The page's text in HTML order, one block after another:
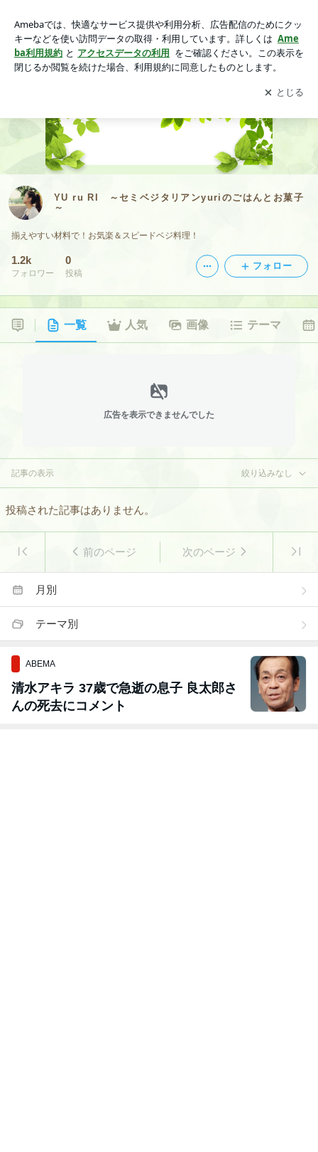
アプリをダウンロードして ブログの更新通知
を受け取りまし
ょう。
開く
YU ru RI ～セミベジタリアンyuriのごはんとお菓子
～
揃えやすい材料で！お気楽＆スピードベジ料理！
1.2k
フォロワー
0
投稿
フォロー
一覧 人気 画像 テーマ
広告を表示できませんでした
記事の表示 絞り込みなし
投稿された記事はありません。
前のページ 次のページ
月別
テーマ別
ABEMA
清水アキラ 37歳で急逝の息子 良太郎さ
んの死去にコメント